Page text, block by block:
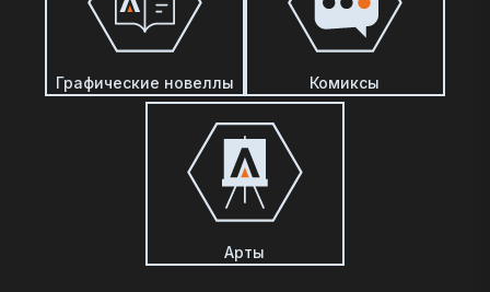
Графические новеллы Комиксы
Арты